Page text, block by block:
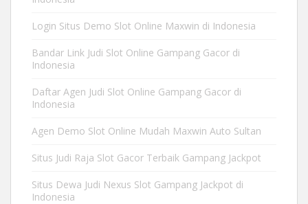
Login Situs Demo Slot Online Maxwin di Indonesia
Bandar Link Judi Slot Online Gampang Gacor di
Indonesia
Daftar Agen Judi Slot Online Gampang Gacor di
Indonesia
Agen Demo Slot Online Mudah Maxwin Auto Sultan
Situs Judi Raja Slot Gacor Terbaik Gampang Jackpot
Situs Dewa Judi Nexus Slot Gampang Jackpot di
Indonesia